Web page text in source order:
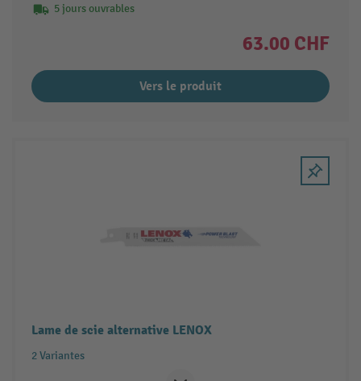
5 jours ouvrables
63.00 CHF
Vers le produit
Lame de scie alternative LENOX
2 Variantes